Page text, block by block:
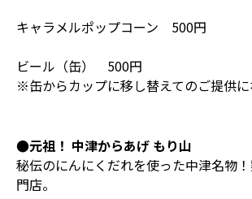
キャラメルポップコーン 500円
ビール（缶） 500円
※缶からカップに移し替えてのご提供に
●元祖！ 中津からあげ もり山
秘伝のにんにくだれを使った中津名物
門店。